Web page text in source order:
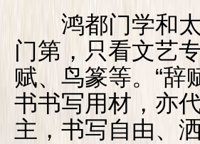
鸿都门学和太
门第，只看文艺
赋、鸟篆等。“辞
书书写用材，亦
主，书写自由、